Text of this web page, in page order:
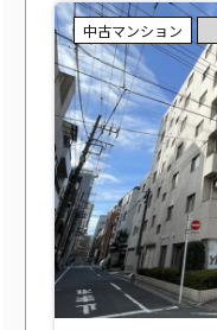
中古マンション